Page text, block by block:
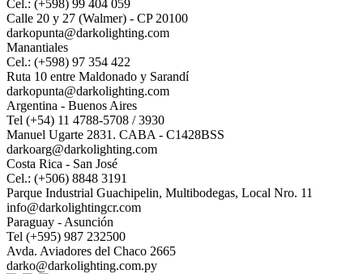
Cel.: (+598) 99 404 059
Calle 20 y 27 (Walmer) - CP 20100
darkopunta@darkolighting.com
Manantiales
Cel.: (+598) 97 354 422
Ruta 10 entre Maldonado y Sarandí
darkopunta@darkolighting.com
Argentina - Buenos Aires
Tel (+54) 11 4788-5708 / 3930
Manuel Ugarte 2831. CABA - C1428BSS
darkoarg@darkolighting.com
Costa Rica - San José
Cel.: (+506) 8848 3191
Parque Industrial Guachipelin, Multibodegas, Local Nro. 11
info@darkolightingcr.com
Paraguay - Asunción
Tel (+595) 987 232500
Avda. Aviadores del Chaco 2665
darko@darkolighting.com.py